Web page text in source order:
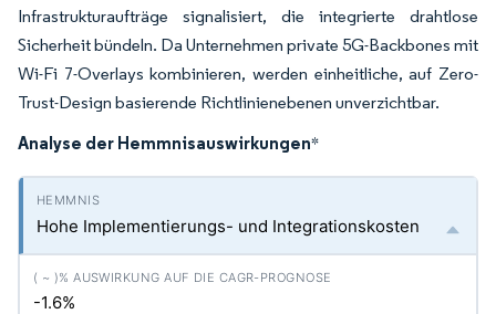
Infrastrukturaufträge signalisiert, die integrierte drahtlose
Sicherheit bündeln. Da Unternehmen private 5G-Backbones mit
Wi-Fi 7-Overlays kombinieren, werden einheitliche, auf Zero-
Trust-Design basierende Richtlinienebenen unverzichtbar.
Analyse der Hemmnisauswirkungen*
Hohe Implementierungs- und Integrationskosten
-1.6%